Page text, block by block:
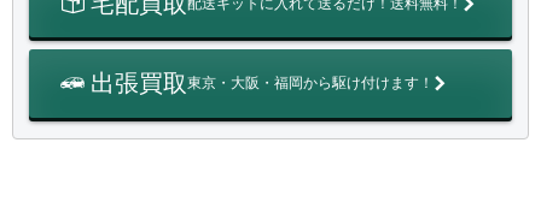
配送キットに入れて送るだけ！送料無料！
出張買取東京・大阪・福岡から駆け付けます！